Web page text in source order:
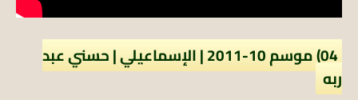
04) موسم 10-2011 | الإسماعيلي | حسني عبد
ربه